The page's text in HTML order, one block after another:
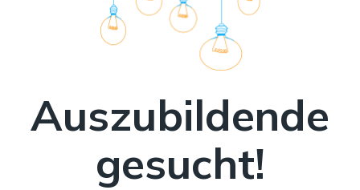
Auszubildende
gesucht!